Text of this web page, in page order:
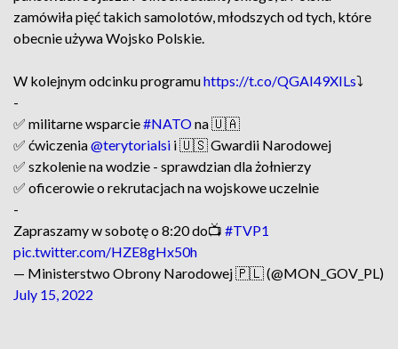
zamówiła pięć takich samolotów, młodszych od tych, które
obecnie używa Wojsko Polskie.
W kolejnym odcinku programuhttps://t.co/QGAI49XILs⤵️
-
✅ militarne wsparcie#NATOna 🇺🇦
✅ ćwiczenia@terytorialsi i 🇺🇸 Gwardii Narodowej
✅ szkolenie na wodzie - sprawdzian dla żołnierzy
✅ oficerowie o rekrutacjach na wojskowe uczelnie
-
Zapraszamy w sobotę o 8:20 do📺 #TVP1
pic.twitter.com/HZE8gHx50h
— Ministerstwo Obrony Narodowej 🇵🇱 (@MON_GOV_PL)
July 15, 2022